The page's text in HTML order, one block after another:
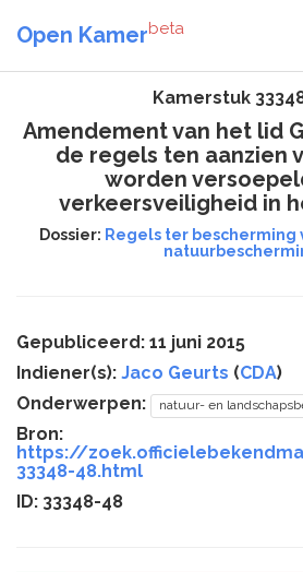
Open Kamerbeta
Kamerstuk
Amendement van het lid
de regels ten aanzien
worden
verkeersveiligheid in
Dossier: Regels ter bescherming
Gepubliceerd: 11 juni 2015
Indiener(s): Jaco Geurts (CDA)
Onderwerpen:
natuur- en
Bron:
https://
33348-48.html
ID: 33348-48